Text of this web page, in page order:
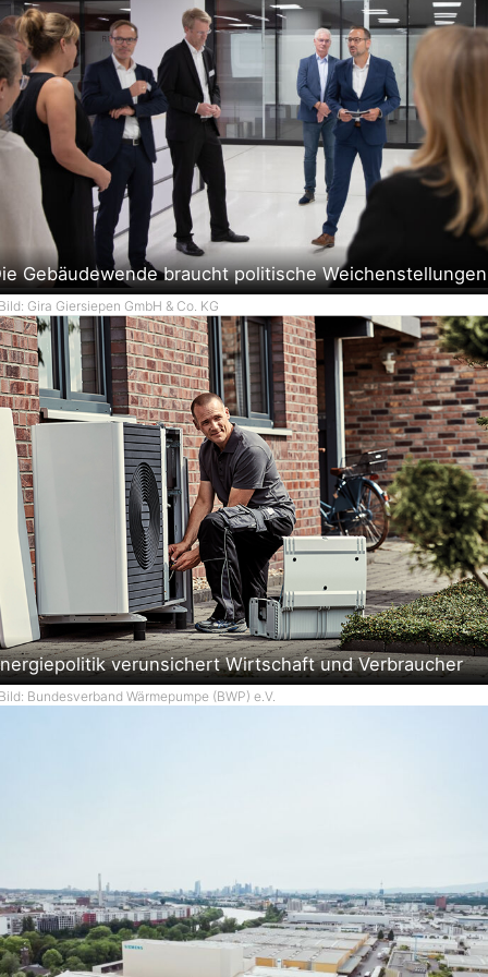
Gebäudewende braucht politische Weichenstellungen
Gira Giersiepen GmbH & Co. KG
verunsichert Wirtschaft und Verbraucher
Bundesverband Wärmepumpe (BWP) e.V.